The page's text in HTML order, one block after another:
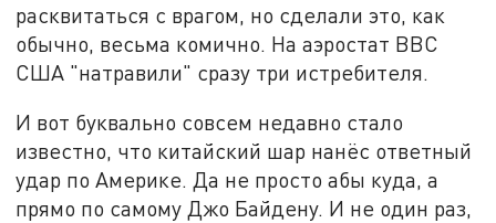
расквитаться с врагом, но сделали это, как
обычно, весьма комично. На аэростат ВВС
США "натравили" сразу три истребителя.
И вот буквально совсем недавно стало
известно, что китайский шар нанёс ответный
удар по Америке. Да не просто абы куда, а
прямо по самому Джо Байдену. И не один раз,